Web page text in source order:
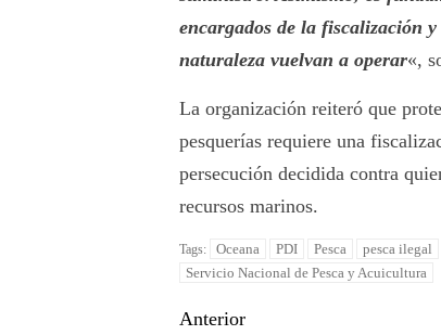
encargados de la fiscalización
naturaleza vuelvan a operar«,
La organización reiteró que
pesquerías requiere una
persecución decidida contra
recursos marinos.
Tags: Oceana PDI Pesca pesca ilegal
Servicio Nacional de Pesca y Acuicultura
Anterior